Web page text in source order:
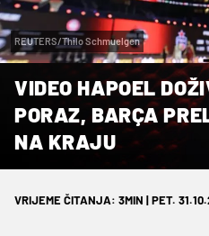
REUTERS/Thilo Schmuelgen
VIDEO HAPOEL
PORAZ, BARÇA
NA KRAJU
VRIJEME ČITANJA: 3MIN | PET.